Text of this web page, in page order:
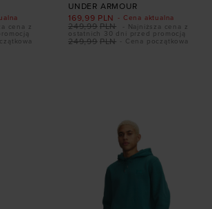
cena z
UNDER ARMOUR
- Cena aktualna
169,99 PLN
- Cena początkowa
249,99 PLN
249,99 PLN
- Najniższa cena z
ostatnich 30 dni przed promocją